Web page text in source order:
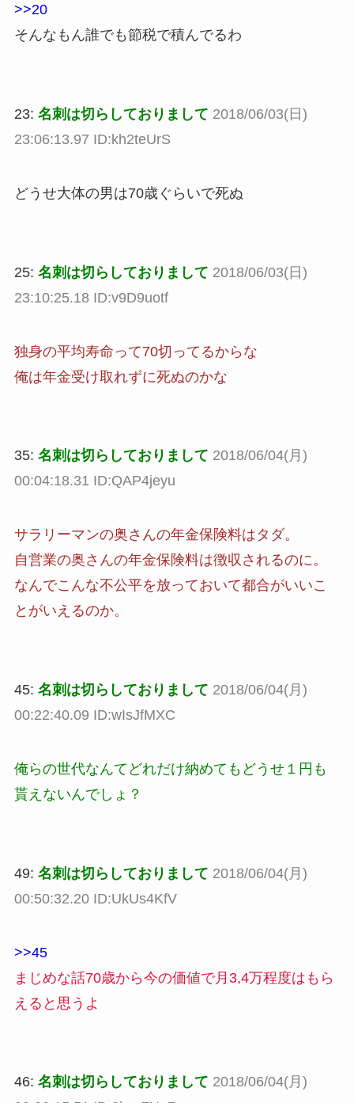
>>20
そんなもん誰でも節税で積んでるわ
23: 名刺は切らしておりまして 2018/06/03(日)
23:06:13.97 ID:kh2teUrS
どうせ大体の男は70歳ぐらいで死ぬ
25: 名刺は切らしておりまして 2018/06/03(日)
23:10:25.18 ID:v9D9uotf
独身の平均寿命って70切ってるからな
俺は年金受け取れずに死ぬのかな
35: 名刺は切らしておりまして 2018/06/04(月)
00:04:18.31 ID:QAP4jeyu
サラリーマンの奥さんの年金保険料はタダ。
自営業の奥さんの年金保険料は徴収されるのに。
なんでこんな不公平を放っておいて都合がいいこ
とがいえるのか。
45: 名刺は切らしておりまして 2018/06/04(月)
00:22:40.09 ID:wIsJfMXC
俺らの世代なんてどれだけ納めてもどうせ１円も
貰えないんでしょ？
49: 名刺は切らしておりまして 2018/06/04(月)
00:50:32.20 ID:UkUs4KfV
>>45
まじめな話70歳から今の価値で月3,4万程度はもら
えると思うよ
46: 名刺は切らしておりまして 2018/06/04(月)